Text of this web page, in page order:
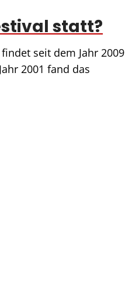
statt?
seit dem Jahr 2009
2001 fand das